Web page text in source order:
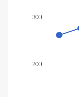
200
300